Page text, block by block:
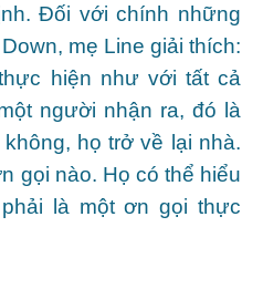
Đối với chính những
mẹ Line giải thích:
hiện như với tất cả
người nhận ra, đó là
họ trở về lại nhà.
gọi nào. Họ có thể hiểu
là một ơn gọi thực